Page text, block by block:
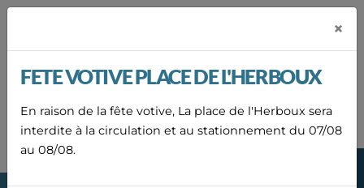
ACCUEILACTUALITÉSAGENDACONTACT
04
36
83
×
FETE VOTIVE PLACE DE L'HERBOUX
En raison de la fête votive, La place de l'Herboux sera
interdite à la circulation et au stationnement du 07/08
au 08/08.
Panneau de gestion des cookies